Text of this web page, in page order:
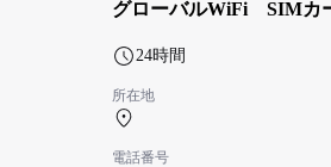
グローバルWiFi SIMカ
24時間
所在地
電話番号